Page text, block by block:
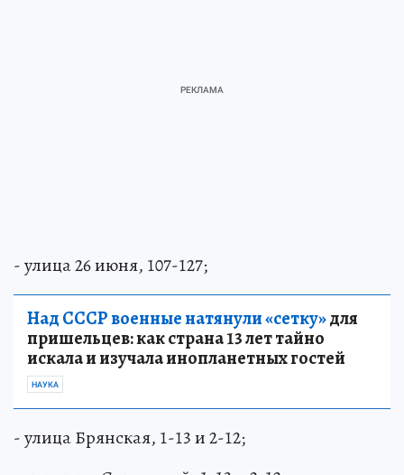
- улица 26 июня, 107-127;
Над СССР военные натянули «сетку»для
пришельцев: как страна 13 лет тайно
искала и изучала инопланетных гостей
НАУКА
- улица Брянская, 1-13 и 2-12;